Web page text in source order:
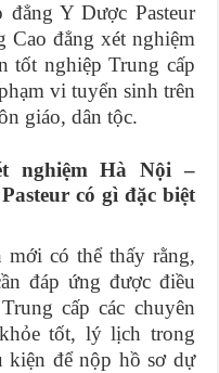
Y Dược Pasteur
Cao đẳng xét nghiệm
tốt nghiệp Trung cấp
vi tuyển sinh trên
giáo, dân tộc.
nghiệm Hà Nội –
có gì đặc biệt
mới có thể thấy rằng,
đáp ứng được điều
cấp các chuyên
tốt, lý lịch trong
kiện để nộp hồ sơ dự